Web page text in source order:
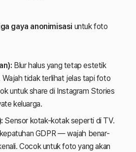
gaya anonimisasi untuk foto
Blur halus yang tetap estetik
Wajah tidak terlihat jelas tapi foto
untuk share di Instagram Stories
keluarga.
Sensor kotak-kotak seperti di TV.
GDPR — wajah benar-
Cocok untuk foto yang akan